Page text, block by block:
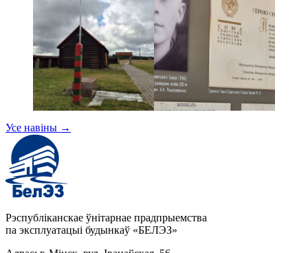
Усе навіны →
Рэспубліканскае ўнітарнае прадпрыемства
па эксплуатацыі будынкаў «БЕЛЭЗ»